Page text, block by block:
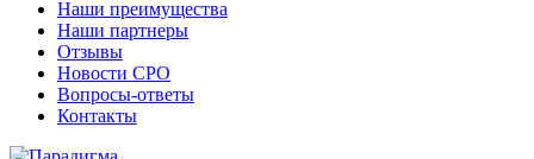
Наши преимущества
Наши партнеры
Отзывы
Новости СРО
Вопросы-ответы
Контакты